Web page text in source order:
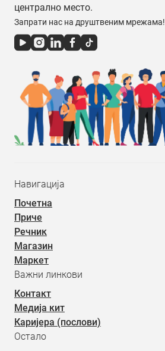
централно место.
Запрати нас на друштвеним мрежама!
Навигација
Почетна
Приче
Речник
Магазин
Маркет
Важни линкови
Контакт
Медија кит
Каријера (послови)
Остало